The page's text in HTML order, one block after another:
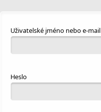
Uživatelské jméno nebo e-mail
Heslo